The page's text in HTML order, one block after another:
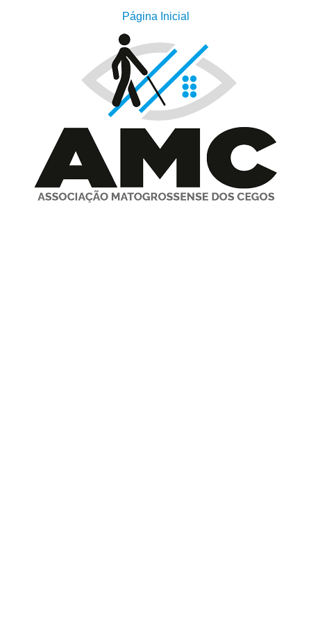
Página Inicial